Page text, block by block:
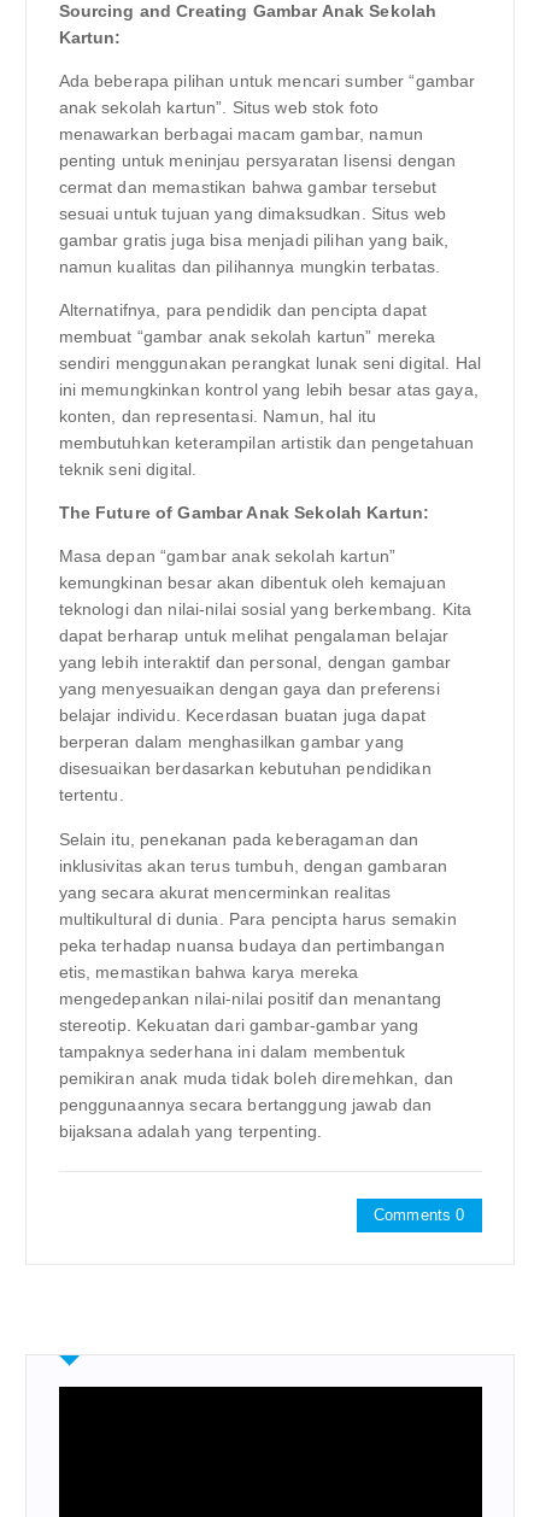
Sourcing and Creating Gambar Anak Sekolah
Kartun:
Ada beberapa pilihan untuk mencari sumber “gambar
anak sekolah kartun”. Situs web stok foto
menawarkan berbagai macam gambar, namun
penting untuk meninjau persyaratan lisensi dengan
cermat dan memastikan bahwa gambar tersebut
sesuai untuk tujuan yang dimaksudkan. Situs web
gambar gratis juga bisa menjadi pilihan yang baik,
namun kualitas dan pilihannya mungkin terbatas.
Alternatifnya, para pendidik dan pencipta dapat
membuat “gambar anak sekolah kartun” mereka
sendiri menggunakan perangkat lunak seni digital. Hal
ini memungkinkan kontrol yang lebih besar atas gaya,
konten, dan representasi. Namun, hal itu
membutuhkan keterampilan artistik dan pengetahuan
teknik seni digital.
The Future of Gambar Anak Sekolah Kartun:
Masa depan “gambar anak sekolah kartun”
kemungkinan besar akan dibentuk oleh kemajuan
teknologi dan nilai-nilai sosial yang berkembang. Kita
dapat berharap untuk melihat pengalaman belajar
yang lebih interaktif dan personal, dengan gambar
yang menyesuaikan dengan gaya dan preferensi
belajar individu. Kecerdasan buatan juga dapat
berperan dalam menghasilkan gambar yang
disesuaikan berdasarkan kebutuhan pendidikan
tertentu.
Selain itu, penekanan pada keberagaman dan
inklusivitas akan terus tumbuh, dengan gambaran
yang secara akurat mencerminkan realitas
multikultural di dunia. Para pencipta harus semakin
peka terhadap nuansa budaya dan pertimbangan
etis, memastikan bahwa karya mereka
mengedepankan nilai-nilai positif dan menantang
stereotip. Kekuatan dari gambar-gambar yang
tampaknya sederhana ini dalam membentuk
pemikiran anak muda tidak boleh diremehkan, dan
penggunaannya secara bertanggung jawab dan
bijaksana adalah yang terpenting.
Comments 0